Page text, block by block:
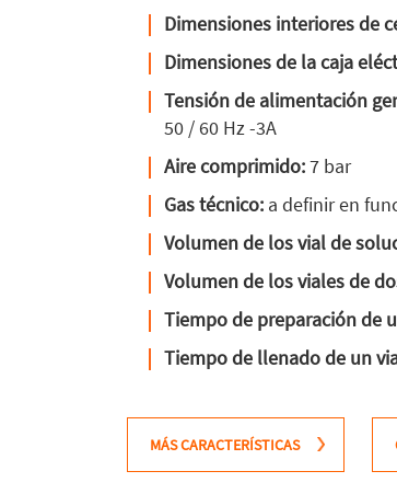
Dimensiones interiores de
Dimensiones de la caja
Tensión de alimentación
50 / 60 Hz -3A
Aire comprimido:7 bar
Gas técnico: a definir en
Volumen de los vial de
Volumen de los viales de
Tiempo de preparación de
Tiempo de llenado de un
MÁS CARACTERÍSTICAS